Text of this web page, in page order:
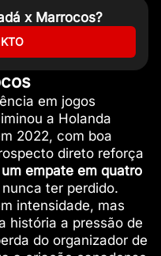
x Marrocos?
em jogos
a Holanda
2022, com boa
direto reforça
empate em quatro
ter perdido.
intensidade, mas
história a pressão de
do organizador de